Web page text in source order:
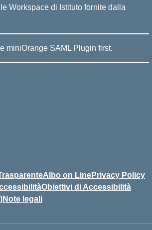
Workspace di Istituto fornite dalla
miniOrange SAML Plugin first.
Albo on LinePrivacy Policy
Obiettivi di Accessibilità
Note legali